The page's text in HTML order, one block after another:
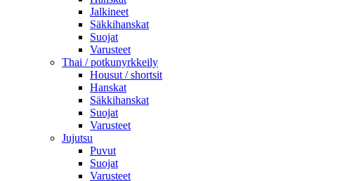
Jalkineet
Säkkihanskat
Suojat
Varusteet
Thai / potkunyrkkeily
Housut / shortsit
Hanskat
Säkkihanskat
Suojat
Varusteet
Jujutsu
Puvut
Suojat
Varusteet